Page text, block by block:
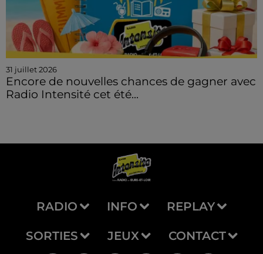
31 juillet 2026
Encore de nouvelles chances de gagner avec
Radio Intensité cet été...
RADIO INFO REPLAY
SORTIES JEUX CONTACT